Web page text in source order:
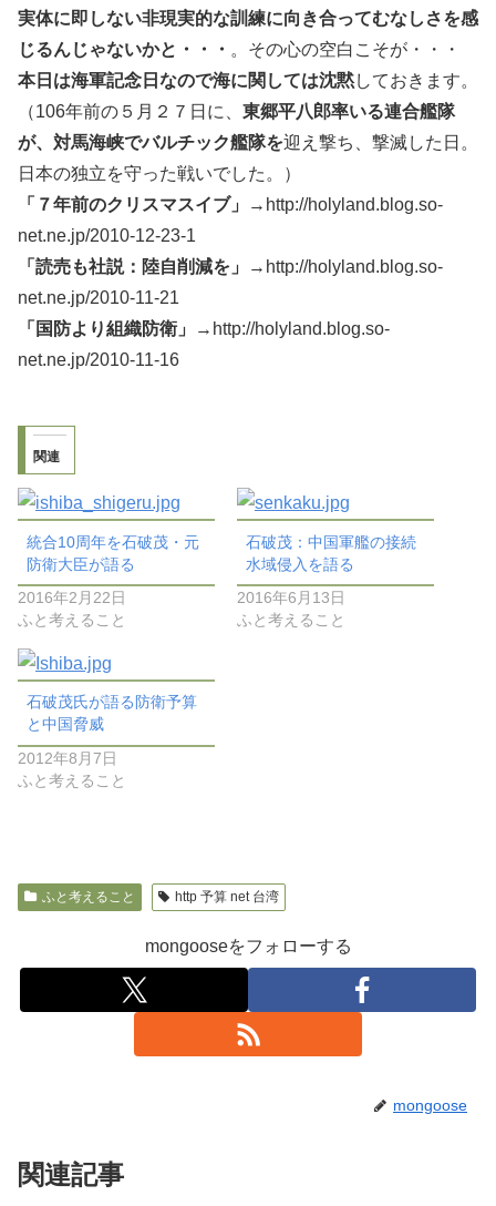
実体に即しない非現実的な訓練に向き合ってむなしさを感
じるんじゃないかと・・・ 。その心の空白こそが・・・
本日は海軍記念日なので海に関しては沈黙しておきます。
（106年前の５月２７日に、 東郷平八郎率いる連合艦隊
が、対馬海峡でバルチック艦隊を迎え撃ち、撃滅した日。
日本の独立を守った戦いでした。）
「７年前のクリスマスイブ」
→http://holyland.blog.so-
net.ne.jp/2010-12-23-1
「読売も社説：陸自削減を」
→http://holyland.blog.so-
net.ne.jp/2010-11-21
「国防より組織防衛」
→http://holyland.blog.so-
net.ne.jp/2010-11-16
関連
統合10周年を石破茂・元
防衛大臣が語る
2016年2月22日
ふと考えること
石破茂：中国軍艦の接続
水域侵入を語る
2016年6月13日
ふと考えること
石破茂氏が語る防衛予算
と中国脅威
2012年8月7日
ふと考えること
ふと考えること http 予算 net 台湾
mongooseをフォローする
mongoose
関連記事